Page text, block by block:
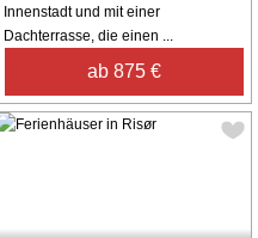
Innenstadt und mit einer
Dachterrasse, die einen ...
ab 875 €